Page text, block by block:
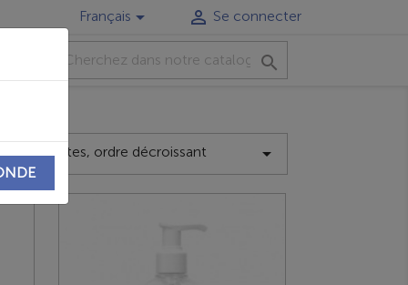
Français  Se connecter

Ventes, ordre décroissant 